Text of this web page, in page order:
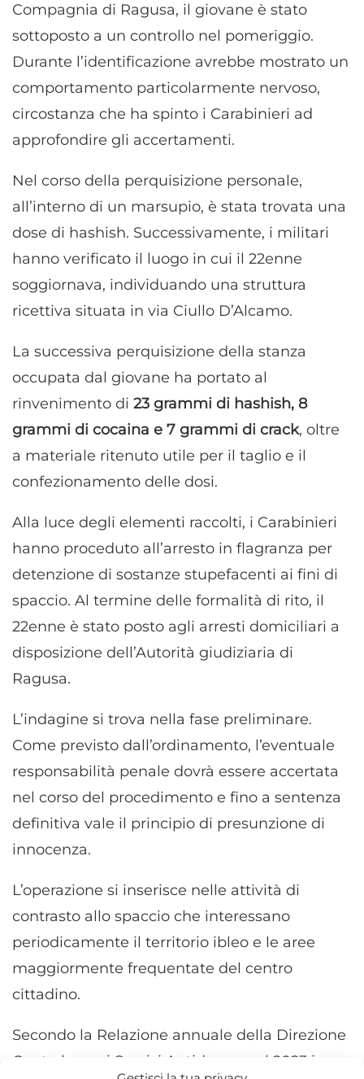
Compagnia di Ragusa, il giovane è stato
sottoposto a un controllo nel pomeriggio.
Durante l’identificazione avrebbe mostrato un
comportamento particolarmente nervoso,
circostanza che ha spinto i Carabinieri ad
approfondire gli accertamenti.
Nel corso della perquisizione personale,
all’interno di un marsupio, è stata trovata una
dose di hashish. Successivamente, i militari
hanno verificato il luogo in cui il 22enne
soggiornava, individuando una struttura
ricettiva situata in via Ciullo D’Alcamo.
La successiva perquisizione della stanza
occupata dal giovane ha portato al
rinvenimento di 23 grammi di hashish, 8
grammi di cocaina e 7 grammi di crack, oltre
a materiale ritenuto utile per il taglio e il
confezionamento delle dosi.
Alla luce degli elementi raccolti, i Carabinieri
hanno proceduto all’arresto in flagranza per
detenzione di sostanze stupefacenti ai fini di
spaccio. Al termine delle formalità di rito, il
22enne è stato posto agli arresti domiciliari a
disposizione dell’Autorità giudiziaria di
Ragusa.
L’indagine si trova nella fase preliminare.
Come previsto dall’ordinamento, l’eventuale
responsabilità penale dovrà essere accertata
nel corso del procedimento e fino a sentenza
definitiva vale il principio di presunzione di
innocenza.
L’operazione si inserisce nelle attività di
contrasto allo spaccio che interessano
periodicamente il territorio ibleo e le aree
maggiormente frequentate del centro
cittadino.
Secondo la Relazione annuale della Direzione
Centrale per i Servizi Antidroga, nel 2023 in